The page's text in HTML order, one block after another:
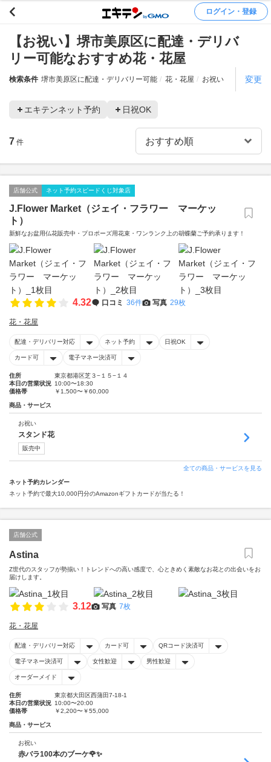
ログイン・登録
【お祝い】堺市美原区に配達・デリバ
リー可能なおすすめ花・花屋
検索条件 堺市美原区に配達・デリバリー可能 花・花屋 お祝い 変更
エキテンネット予約 日祝OK
7 件
店舗公式 ネット予約スピードくじ対象店
J.Flower Market（ジェイ・フラワー マーケッ
ト）
新鮮なお盆用仏花販売中・プロポーズ用花束・ワンランク上の胡蝶蘭ご予約承ります！
4.32 口コミ 36件 写真 29枚
花・花屋
配達・デリバリー対応 ネット予約 日祝OK
カード可 電子マネー決済可
住所
東京都港区芝３−１５−１４
本日の営業状況 10:00〜18:30
価格帯
￥1,500〜￥60,000
商品・サービス
お祝い
スタンド花
販売中
全ての商品・サービスを見る
ネット予約カレンダー
ネット予約で最大10,000円分のAmazonギフトカードが当たる！
店舗公式
Astina
Z世代のスタッフが勢揃い！トレンドへの高い感度で、心ときめく素敵なお花との出会いをお
届けします。
3.12 写真 7枚
花・花屋
配達・デリバリー対応 カード可 QRコード決済可
電子マネー決済可 女性歓迎 男性歓迎
オーダーメイド
住所
東京都大田区西蒲田7-18-1
本日の営業状況 10:00〜20:00
価格帯
￥2,200〜￥55,000
商品・サービス
お祝い
赤バラ100本のブーケ🌹✨